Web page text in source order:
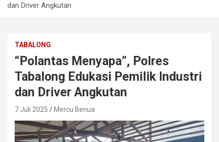
dan Driver Angkutan
TABALONG
“Polantas Menyapa”, Polres
Tabalong Edukasi Pemilik Industri
dan Driver Angkutan
7 Juli 2025 Mercu Benua